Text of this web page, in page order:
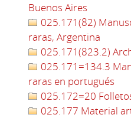
Buenos Aires
025.171(82)
raras, Argentina
025.171(823.2)
025.171=134.3
raras en portugués
025.172=20
025.177 Material